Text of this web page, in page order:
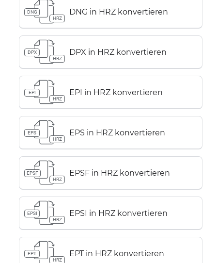
DNG
HRZ
DNG in HRZ konvertieren
DPX
HRZ
DPX in HRZ konvertieren
EPI
HRZ
EPI in HRZ konvertieren
EPS
HRZ
EPS in HRZ konvertieren
EPSF
HRZ
EPSF in HRZ konvertieren
EPSI
HRZ
EPSI in HRZ konvertieren
EPT
HRZ
EPT in HRZ konvertieren